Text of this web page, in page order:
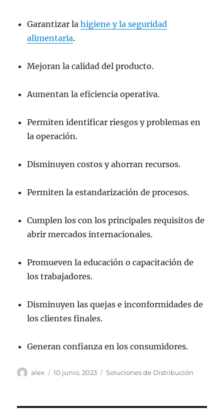
Garantizar lahigiene y la seguridad
alimentaria.
Mejoran la calidad del producto.
Aumentan la eficiencia operativa.
Permiten identificar riesgos y problemas en
la operación.
Disminuyen costos y ahorran recursos.
Permiten la estandarización de procesos.
Cumplen los con los principales requisitos de
abrir mercados internacionales.
Promueven la educación o capacitación de
los trabajadores.
Disminuyen las quejas e inconformidades de
los clientes finales.
Generan confianza en los consumidores.
Autor
alex
Publicado
10 junio, 2023 Categorías
Soluciones de Distribución